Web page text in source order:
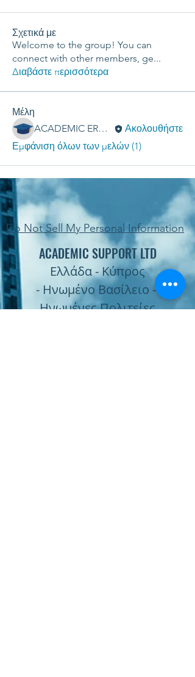
Σχετικά με
Welcome to the group! You can
connect with other members, ge...
Διαβάστε περισσότερα
Μέλη
ACADEMIC ERGASIES
Ακολουθήστε
Εμφάνιση όλων των μελών (1)
Do Not Sell My Personal Information
ACADEMIC SUPPORT LTD
Ελλάδα - Κύπρος
- Ηνωμένο Βασίλειο -
Ηνωμένες Πολιτείες